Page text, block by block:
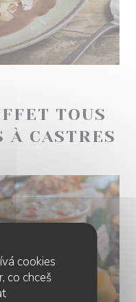
cookies
co chceš
TOUS
À CASTRES